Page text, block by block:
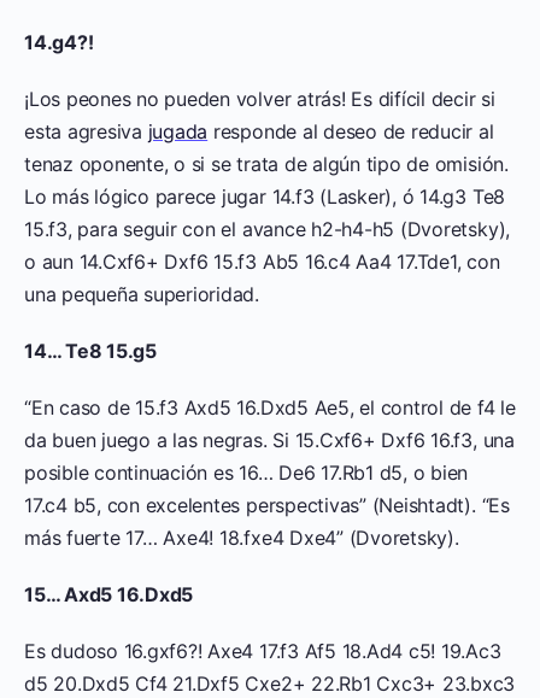
14.g4?!
¡Los peones no pueden volver atrás! Es difícil decir si
esta agresiva jugada responde al deseo de reducir al
tenaz oponente, o si se trata de algún tipo de omisión.
Lo más lógico parece jugar 14.f3 (Lasker), ó 14.g3 Te8
15.f3, para seguir con el avance h2-h4-h5 (Dvoretsky),
o aun 14.Cxf6+ Dxf6 15.f3 Ab5 16.c4 Aa4 17.Tde1, con
una pequeña superioridad.
14… Te8 15.g5
“En caso de 15.f3 Axd5 16.Dxd5 Ae5, el control de f4 le
da buen juego a las negras. Si 15.Cxf6+ Dxf6 16.f3, una
posible continuación es 16… De6 17.Rb1 d5, o bien
17.c4 b5, con excelentes perspectivas” (Neishtadt). “Es
más fuerte 17… Axe4! 18.fxe4 Dxe4” (Dvoretsky).
15… Axd5 16.Dxd5
Es dudoso 16.gxf6?! Axe4 17.f3 Af5 18.Ad4 c5! 19.Ac3
d5 20.Dxd5 Cf4 21.Dxf5 Cxe2+ 22.Rb1 Cxc3+ 23.bxc3